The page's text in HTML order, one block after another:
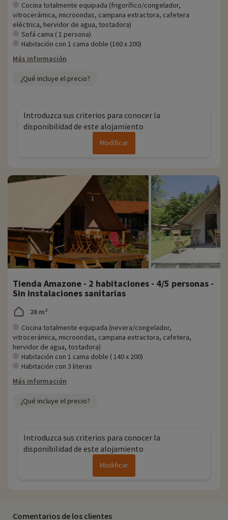
Cocina totalmente equipada (frigorífico/congelador,
vitrocerámica, microondas, campana extractora, cafetera
eléctrica, hervidor de agua, tostadora)
Sofá cama ( 1 persona)
Habitación con 1 cama doble (160 x 200)
Más información
¿Qué incluye el precio?
Introduzca sus criterios para conocer la
disponibilidad de este alojamiento
Modificar
Tienda Amazone - 2 habitaciones - 4/5 personas -
Sin instalaciones sanitarias
20 m²
Cocina totalmente equipada (nevera/congelador,
vitrocerámica, microondas, campana extractora, cafetera,
hervidor de agua, tostadora)
Habitación con 1 cama doble ( 140 x 200)
Habitación con 3 literas
Más información
¿Qué incluye el precio?
Introduzca sus criterios para conocer la
disponibilidad de este alojamiento
Modificar
Comentarios de los clientes